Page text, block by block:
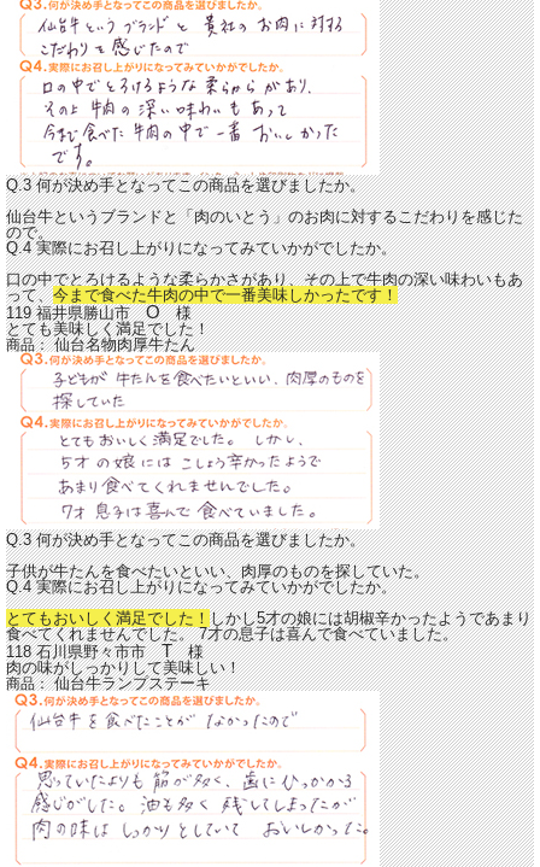
Q.3 何が決め手となってこの商品を選びましたか。
仙台牛というブランドと「肉のいとう」のお肉に対するこだわりを感じた
ので。
Q.4 実際にお召し上がりになってみていかがでしたか。
口の中でとろけるような柔らかさがあり、その上で牛肉の深い味わいもあ
って、今まで食べた牛肉の中で一番美味しかったです！
119 福井県勝山市O様
とても美味しく満足でした！
商品：仙台名物肉厚牛たん
Q.3 何が決め手となってこの商品を選びましたか。
子供が牛たんを食べたいといい、肉厚のものを探していた。
Q.4 実際にお召し上がりになってみていかがでしたか。
とてもおいしく満足でした！ しかし5才の娘には胡椒辛かったようであまり
食べてくれませんでした。 7才の息子は喜んで食べていました。
118 石川県野々市市T様
肉の味がしっかりして美味しい！
商品：仙台牛ランプステーキ